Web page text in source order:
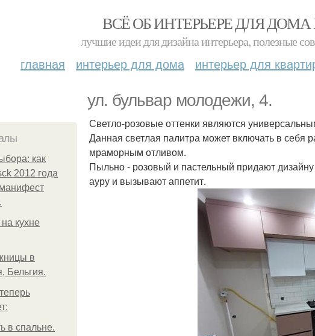
ВСЁ ОБ ИНТЕРЬЕРЕ ДЛЯ
лучшие идеи для дизайна интерьера, полезные
главная интерьер для дома интерьер для
ул. бульвар молодежи, 4.
как
2012 года
кухне
в
Бельгия.
в спальне.
Светло-розовые оттенки являются
Данная светлая палитра может включать в себя
мраморным отливом.
Пыльно - розовый и пастельный придают
ауру и вызывают аппетит.